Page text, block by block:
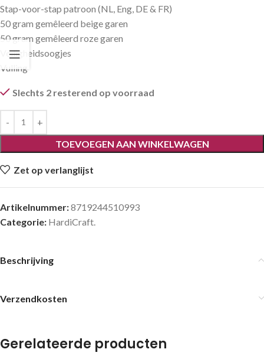
Stap-voor-stap patroon (NL, Eng, DE & FR)
50 gram gemêleerd beige garen
50 gram gemêleerd roze garen
Veiligheidsoogjes
Vulling
Slechts 2 resterend op voorraad
TOEVOEGEN AAN WINKELWAGEN
Zet op verlanglijst
Artikelnummer:8719244510993
Categorie: HardiCraft.
Beschrijving
Verzendkosten
Gerelateerde producten